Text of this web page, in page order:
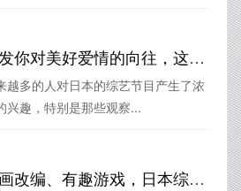
激发你对美好爱情的向往，这些日本综艺观察恋爱的节目一定要看
越多的人对日本的综艺节目产生了浓
兴趣，特别是那些观察...
漫画改编、有趣游戏，日本综艺有哪些好看的节目？